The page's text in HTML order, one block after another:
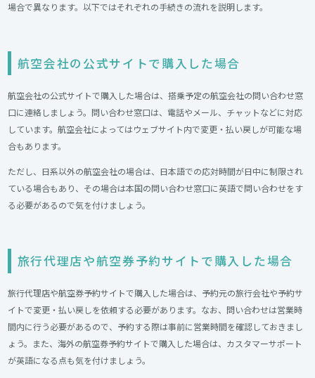
場合で異なります。以下ではそれぞれの手続きの流れを説明します。
航空会社の公式サイトで購入した場合
航空会社の公式サイトで購入した場合は、搭乗予定の航空会社の問い合わせ窓
口に連絡しましょう。問い合わせ窓口は、電話やメール、チャットなどに対応
しています。航空会社によってはウェブサイト内で変更・払い戻しが可能な場
合もあります。
ただし、日系以外の航空会社の場合は、日本語での応対時間が日中に制限され
ている場合もあり、その場合は本国の問い合わせ窓口に英語で問い合わせをす
る必要があるので気を付けましょう。
旅行代理店や航空券予約サイトで購入した場合
旅行代理店や航空券予約サイトで購入した場合は、予約元の旅行会社や予約サ
イトで変更・払い戻しを依頼する必要があります。なお、問い合わせは営業時
間内に行う必要があるので、予約する際は事前に営業時間を確認しておきまし
ょう。また、海外の航空券予約サイトで購入した場合は、カスタマーサポート
が英語になる点も気を付けましょう。